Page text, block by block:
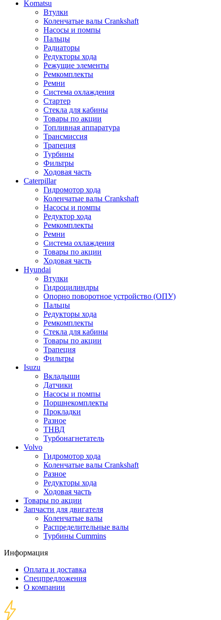
Komatsu
Втулки
Коленчатые валы Crankshaft
Насосы и помпы
Пальцы
Радиаторы
Редукторы хода
Режущие элементы
Ремкомплекты
Ремни
Система охлаждения
Стартер
Стекла для кабины
Товары по акции
Топливная аппаратура
Трансмиссия
Трапеция
Турбины
Фильтры
Ходовая часть
Caterpillar
Гидромотор хода
Коленчатые валы Crankshaft
Насосы и помпы
Редуктор хода
Ремкомплекты
Ремни
Система охлаждения
Товары по акции
Ходовая часть
Hyundai
Втулки
Гидроцилиндры
Опорно поворотное устройство (ОПУ)
Пальцы
Редукторы хода
Ремкомплекты
Стекла для кабины
Товары по акции
Трапеция
Фильтры
Isuzu
Вкладыши
Датчики
Насосы и помпы
Поршнекомплекты
Прокладки
Разное
ТНВД
Турбонагнетатель
Volvo
Гидромотор хода
Коленчатые валы Crankshaft
Разное
Редукторы хода
Ходовая часть
Товары по акции
Запчасти для двигателя
Коленчатые валы
Распределительные валы
Турбины Cummins
Информация
Оплата и доставка
Спецпредложения
О компании